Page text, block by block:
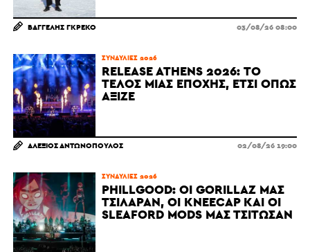
ΒΑΓΓΈΛΗΣ ΓΚΡΈΚΟ 03/08/26 08:00
ΣΥΝΑΥΛΊΕΣ 2026
RELEASE ATHENS 2026: ΤΟ
ΤΈΛΟΣ ΜΙΑΣ ΕΠΟΧΉΣ, ΈΤΣΙ ΌΠΩΣ
ΆΞΙΖΕ
ΑΛΈΞΙΟΣ ΑΝΤΩΝΌΠΟΥΛΟΣ 02/08/26 19:00
ΣΥΝΑΥΛΊΕΣ 2026
PHILLGOOD: ΟΙ GORILLAZ ΜΆΣ
ΤΣΊΛΑΡΑΝ, ΟΙ KNEECAP ΚΑΙ ΟΙ
SLEAFORD MODS ΜΆΣ ΤΣΊΤΩΣΑΝ